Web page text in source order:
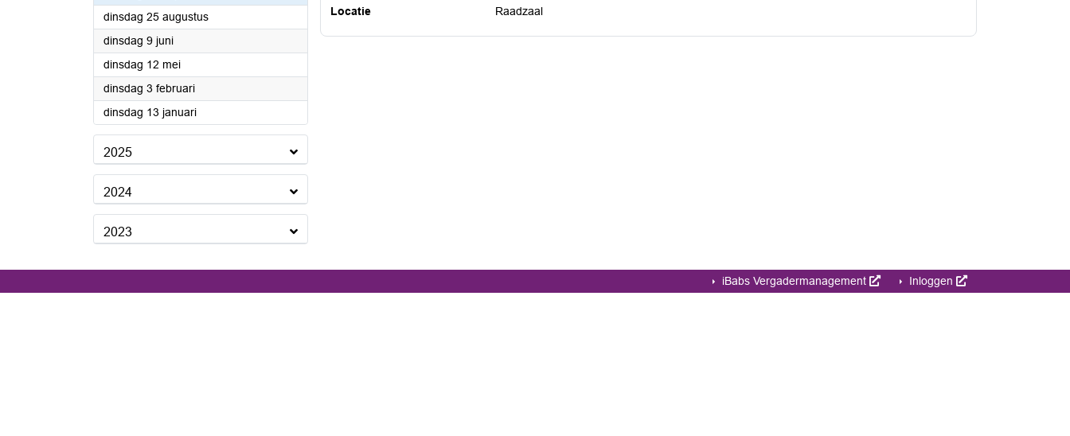
dinsdag 25 augustus2026
dinsdag 9 juni2026
dinsdag 12 mei2026
dinsdag 3 februari2026
dinsdag 13 januari2026
2025
2024
2023
Locatie Raadzaal
iBabs Vergadermanagement Inloggen